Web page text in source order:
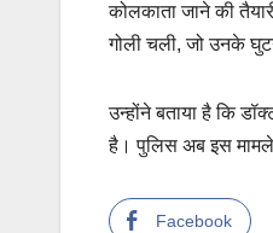
कोलकाता जाने की
गोली चली, जो उनके
उन्होंने बताया है कि
है। पुलिस अब इस
Facebook